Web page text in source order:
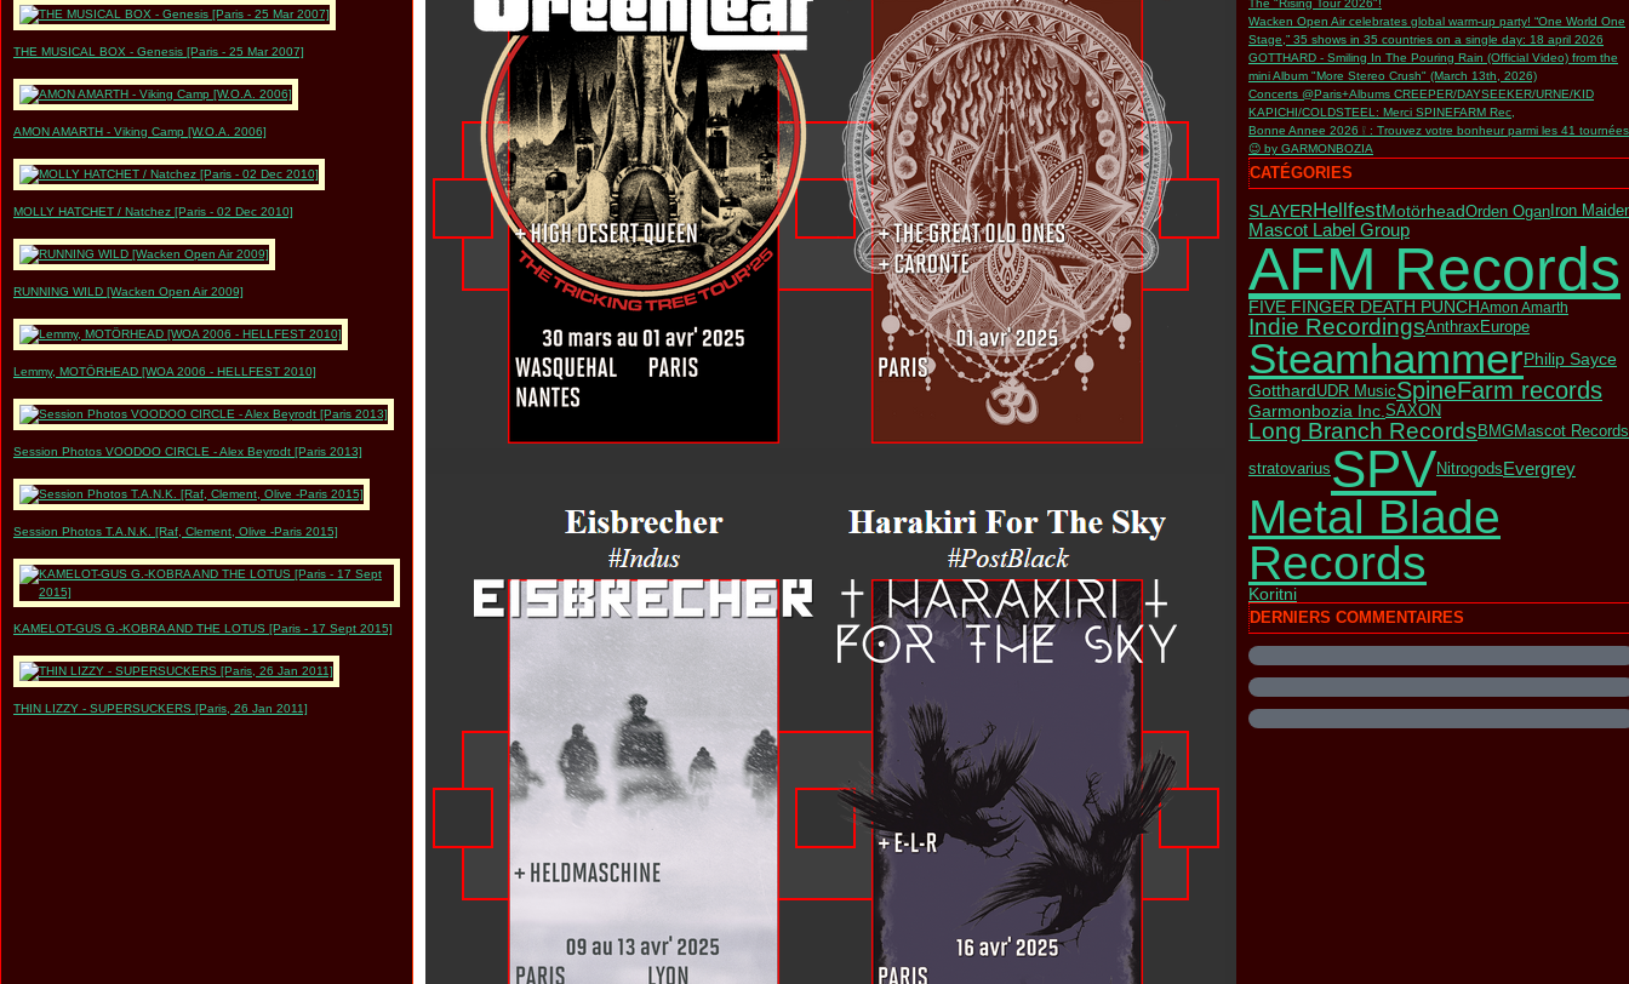
THE MUSICAL BOX - Genesis [Paris - 25 Mar 2007]
AMON AMARTH - Viking Camp [W.O.A. 2006]
MOLLY HATCHET / Natchez [Paris - 02 Dec 2010]
RUNNING WILD [Wacken Open Air 2009]
Lemmy, MOTÖRHEAD [WOA 2006 - HELLFEST 2010]
Session Photos VOODOO CIRCLE - Alex Beyrodt [Paris 2013]
Session Photos T.A.N.K. [Raf, Clement, Olive -Paris 2015]
KAMELOT-GUS G.-KOBRA AND THE LOTUS [Paris - 17 Sept 2015]
THIN LIZZY - SUPERSUCKERS [Paris, 26 Jan 2011]
The "Rising Tour 2026"!
Wacken Open Air celebrates global warm-up party! “One World One
Stage,” 35 shows in 35 countries on a single day: 18 april 2026
GOTTHARD - Smiling In The Pouring Rain (Official Video) from the
mini Album "More Stereo Crush" (March 13th, 2026)
Concerts @Paris+Albums CREEPER/DAYSEEKER/URNE/KID
KAPICHI/COLDSTEEL: Merci SPINEFARM Rec,
Bonne Annee 2026 ❕ : Trouvez votre bonheur parmi les 41 tournées
😉 by GARMONBOZIA
CATÉGORIES
SLAYERHellfestMotörheadOrden Ogan Iron
Mascot Label Group
AFM Records
FIVE FINGER DEATH PUNCHAmon Amarth
Indie RecordingsAnthrax Europe
SteamhammerPhilip Sayce
Gotthard UDR MusicSpineFarm records
Garmonbozia Inc. SAXON
Long Branch Records BMGMascot Records
stratovarius SPVNitrogodsEvergrey
Metal Blade
Records
Koritni
DERNIERS COMMENTAIRES